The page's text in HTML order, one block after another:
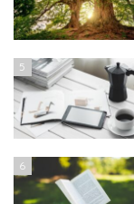
5
6